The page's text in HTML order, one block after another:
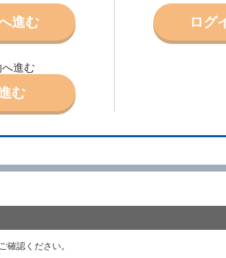
取り消すことができます。
借受開始時刻を１時間以上経過してもレンタカー貸渡
が取り消されたものとします。
ころにより予約取消手数料を当社に支払うものとし、
人に返還するものとします。
とき、又は貸渡契約が締結されなかったときは、当社
。この場合、当社は受領済の予約申込金を返還するも
ラスのレンタカーを貸し渡すことができないときは
ーの貸渡料金が予約された車種クラスの貸渡料金より
クラスの貸渡料金より低くなるときは、当該代替レン
渡しの申入れを拒絶し、予約を取り消すことができる
進む
進む
む
ログ
確認ください。